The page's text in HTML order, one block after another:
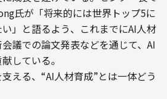
氏が「将来的には世界トップ5に
」と語るよう、これまでにAI人材
議での論文発表などを通じて、AI
している。
える、“AI人材育成”とは一体どう